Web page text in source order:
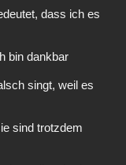
dass ich es
bin dankbar
singt, weil es
sind trotzdem